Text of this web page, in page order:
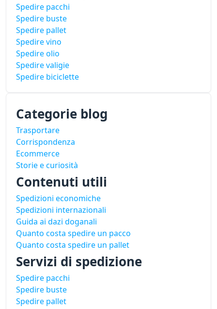
Spedire pacchi
Spedire buste
Spedire pallet
Spedire vino
Spedire olio
Spedire valigie
Spedire biciclette
Categorie blog
Trasportare
Corrispondenza
Ecommerce
Storie e curiosità
Contenuti utili
Spedizioni economiche
Spedizioni internazionali
Guida ai dazi doganali
Quanto costa spedire un pacco
Quanto costa spedire un pallet
Servizi di spedizione
Spedire pacchi
Spedire buste
Spedire pallet